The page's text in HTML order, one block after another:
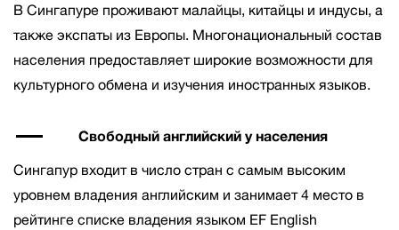
В Сингапуре проживают малайцы, китайцы и индусы, а
также экспаты из Европы. Многонациональный состав
населения предоставляет широкие возможности для
культурного обмена и изучения иностранных языков.
Свободный английский у населения
Сингапур входит в число стран с самым высоким
уровнем владения английским и занимает 4 место в
рейтинге списке владения языком EF English